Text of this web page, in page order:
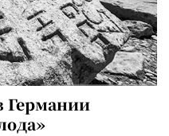
Германии